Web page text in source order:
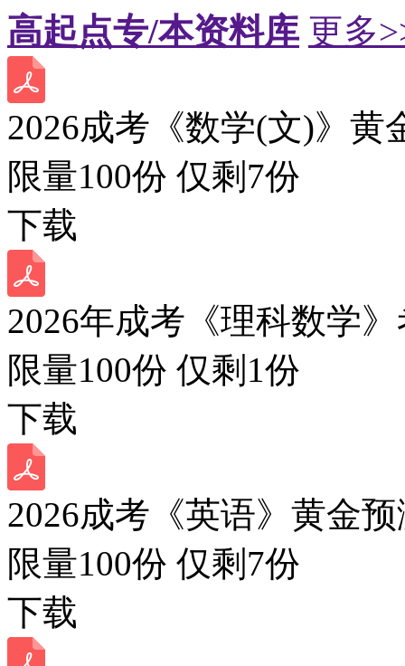
高起点专/本资料库 更多
2026成考《数学(文)》黄
限量100份 仅剩 7份
下载
2026年成考《理科数学
限量100份 仅剩 1份
下载
2026成考《英语》黄金
限量100份 仅剩 7份
下载